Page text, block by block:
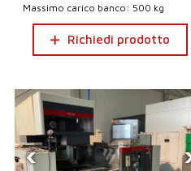
Massimo carico banco: 500 kg
Richiedi prodotto
‹